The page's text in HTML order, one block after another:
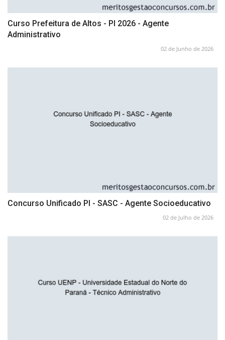
Curso Prefeitura de Altos - PI 2026 - Agente
Administrativo
02 de Junho de 2026
Concurso Unificado PI - SASC - Agente Socioeducativo
02 de Julho de 2026